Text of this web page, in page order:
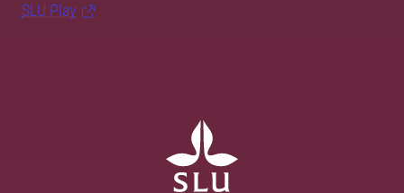
SLU Play